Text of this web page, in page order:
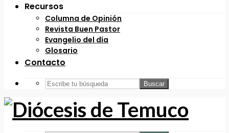
Recursos
Columna de Opinión
Revista Buen Pastor
Evangelio del día
Glosario
Contacto
Buscar